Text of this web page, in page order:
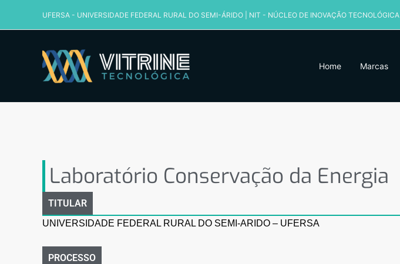
UFERSA - UNIVERSIDADE FEDERAL RURAL DO SEMI-ÁRIDO NIT - NÚCLEO DE INOVAÇÃO TECNOLÓGICA
Home Marcas
Laboratório Conservação da Energia
TITULAR
UNIVERSIDADE FEDERAL RURAL DO SEMI-ARIDO – UFERSA
PROCESSO